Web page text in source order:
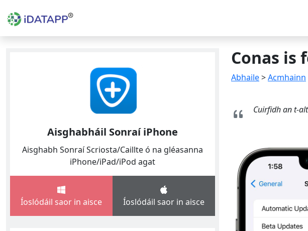
Aisghabháil Sonraí iPhone
Aisghabh Sonraí Scriosta/Caillte ó na gléasanna
iPhone/iPad/iPod agat
Íoslódáil saor in aisce Íoslódáil saor in aisce
Conas is
Abhaile>Acmhainn
Cuirfidh an t-